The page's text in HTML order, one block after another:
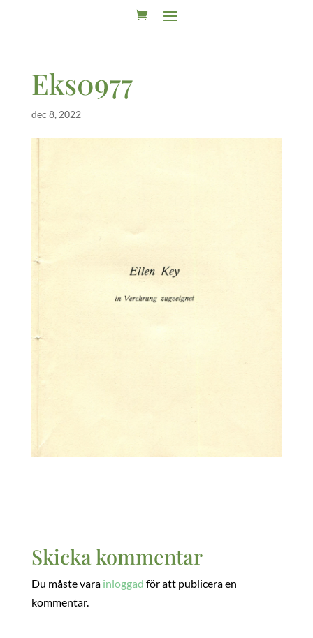
Eks0977
dec 8, 2022
Skicka kommentar
Du måste vara inloggad för att publicera en
kommentar.